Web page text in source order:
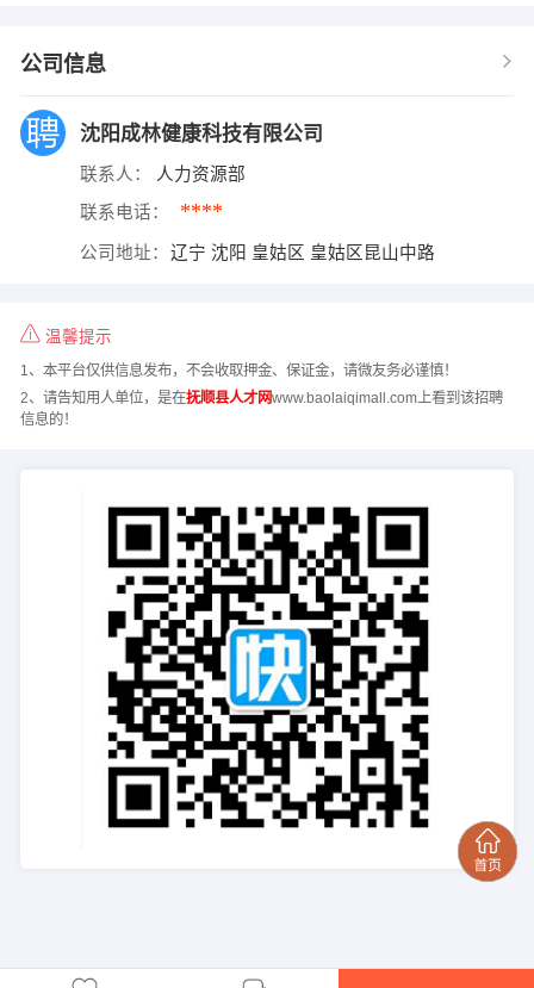
公司信息
沈阳成林健康科技有限公司
联系人： 人力资源部
联系电话： ****
公司地址： 辽宁 沈阳 皇姑区 皇姑区昆山中路
温馨提示
1、本平台仅供信息发布，不会收取押金、保证金，请微友务必谨慎！
2、请告知用人单位，是在抚顺县人才网www.baolaiqimall.com上看到该招聘
信息的！